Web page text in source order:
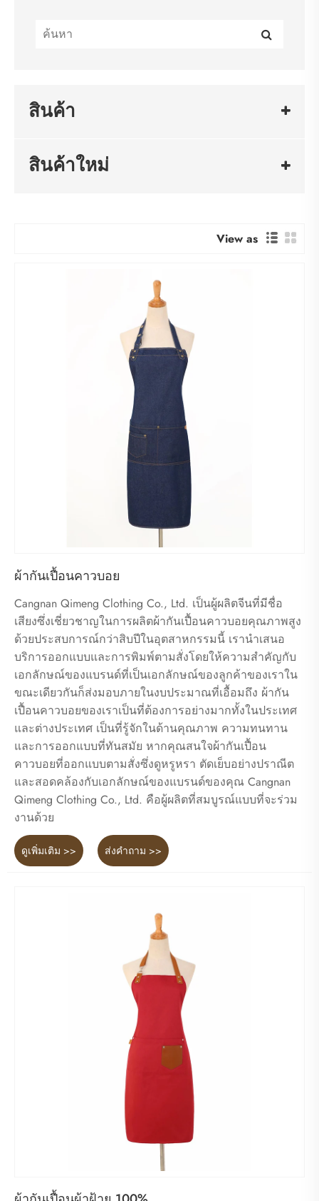
สินค้า
สินค้าใหม่
View as
ผ้ากันเปื้อนคาวบอย
Cangnan Qimeng Clothing Co., Ltd. เป็นผู้ผลิตจีนที่มีชื่อ
เสียงซึ่งเชี่ยวชาญในการผลิตผ้ากันเปื้อนคาวบอยคุณภาพสูง
ด้วยประสบการณ์กว่าสิบปีในอุตสาหกรรมนี้ เรานำเสนอ
บริการออกแบบและการพิมพ์ตามสั่งโดยให้ความสำคัญกับ
เอกลักษณ์ของแบรนด์ที่เป็นเอกลักษณ์ของลูกค้าของเราใน
ขณะเดียวกันก็ส่งมอบภายในงบประมาณที่เอื้อมถึง ผ้ากัน
เปื้อนคาวบอยของเราเป็นที่ต้องการอย่างมากทั้งในประเทศ
และต่างประเทศ เป็นที่รู้จักในด้านคุณภาพ ความทนทาน
และการออกแบบที่ทันสมัย หากคุณสนใจผ้ากันเปื้อน
คาวบอยที่ออกแบบตามสั่งซึ่งดูหรูหรา ตัดเย็บอย่างปราณีต
และสอดคล้องกับเอกลักษณ์ของแบรนด์ของคุณ Cangnan
Qimeng Clothing Co., Ltd. คือผู้ผลิตที่สมบูรณ์แบบที่จะร่วม
งานด้วย
ดูเพิ่มเติม >> ส่งคำถาม >>